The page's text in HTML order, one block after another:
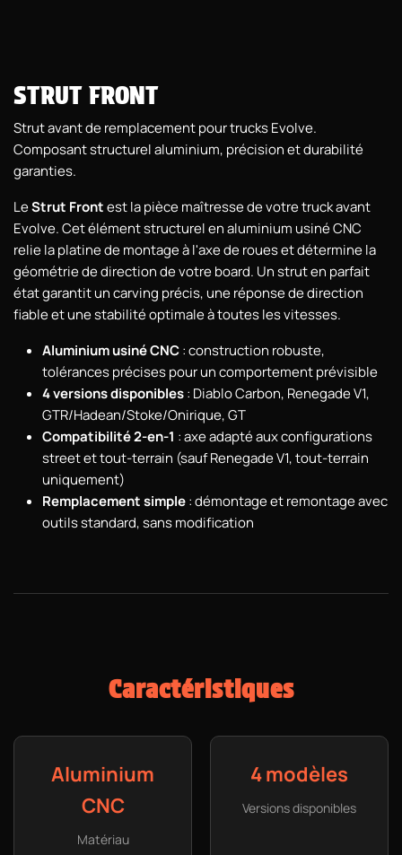
STRUT FRONT
Strut avant de remplacement pour trucks Evolve.
Composant structurel aluminium, précision et durabilité
garanties.
LeStrut Frontest la pièce maîtresse de votre truck avant
Evolve. Cet élément structurel en aluminium usiné CNC
relie la platine de montage à l'axe de roues et détermine la
géométrie de direction de votre board. Un strut en parfait
état garantit un carving précis, une réponse de direction
fiable et une stabilité optimale à toutes les vitesses.
Aluminium usiné CNC: construction robuste,
tolérances précises pour un comportement prévisible
4 versions disponibles: Diablo Carbon, Renegade V1,
GTR/Hadean/Stoke/Onirique, GT
Compatibilité 2-en-1 : axe adapté aux configurations
street et tout-terrain (sauf Renegade V1, tout-terrain
uniquement)
Remplacement simple: démontage et remontage avec
outils standard, sans modification
Caractéristiques
Aluminium
CNC
Matériau
4 modèles
Versions disponibles